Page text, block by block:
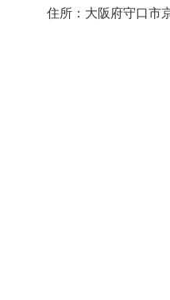
住所：大阪府守口市